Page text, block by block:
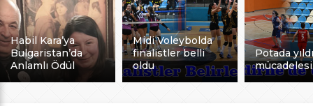
Habil Kara’ya
Bulgaristan’da
Anlamlı Ödül
Midi Voleybolda
finalistler belli
oldu
Potada
mücadelesi